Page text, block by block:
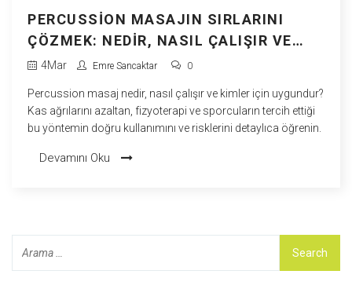
PERCUSSION MASAJIN SIRLARINI
ÇÖZMEK: NEDIR, NASIL ÇALIŞIR VE
KIMLER İÇIN UYGUN?
4Mar Emre Sancaktar 0
Percussion masaj nedir, nasıl çalışır ve kimler için uygundur?
Kas ağrılarını azaltan, fizyoterapi ve sporcuların tercih ettiği
bu yöntemin doğru kullanımını ve risklerini detaylıca öğrenin.
Devamını Oku